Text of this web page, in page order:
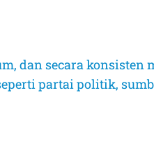
dan secara konsisten
partai politik,